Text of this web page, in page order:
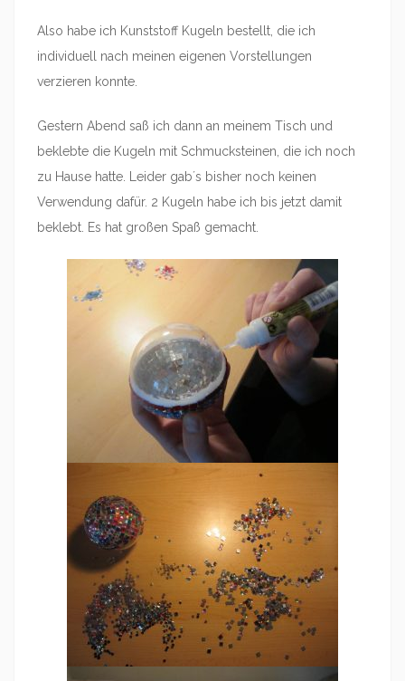
Also habe ich Kunststoff Kugeln bestellt, die ich
individuell nach meinen eigenen Vorstellungen
verzieren konnte.
Gestern Abend saß ich dann an meinem Tisch und
beklebte die Kugeln mit Schmucksteinen, die ich noch
zu Hause hatte. Leider gab´s bisher noch keinen
Verwendung dafür. 2 Kugeln habe ich bis jetzt damit
beklebt. Es hat großen Spaß gemacht.